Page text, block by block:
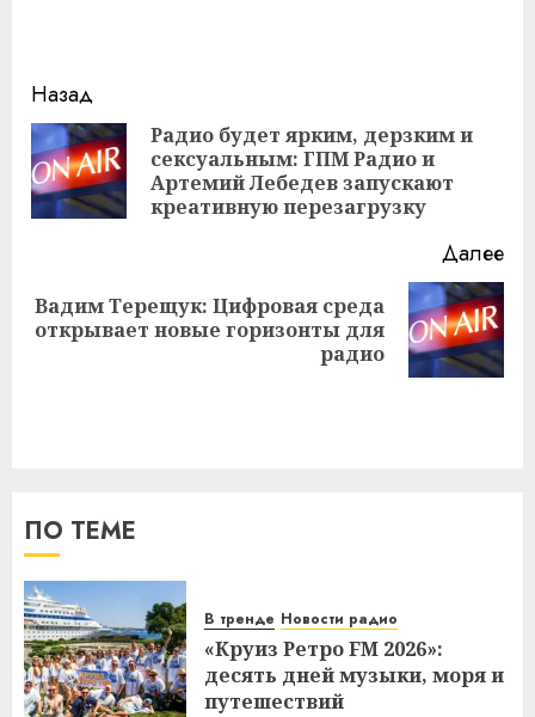
Навигация
записи
Назад
Радио будет ярким, дерзким и
сексуальным: ГПМ Радио и
Артемий Лебедев запускают
креативную перезагрузку
Далее
Следующая
Вадим Терещук: Цифровая среда
открывает новые горизонты для
радио
ПО ТЕМЕ
В тренде Новости радио
«Круиз Ретро FM 2026»:
десять дней музыки, моря и
путешествий